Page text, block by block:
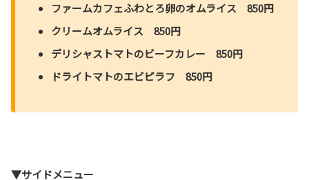
ファームカフェふわとろ卵のオムライス 850円
クリームオムライス 850円
デリシャストマトのビーフカレー 850円
ドライトマトのエビピラフ 850円
▼サイドメニュー